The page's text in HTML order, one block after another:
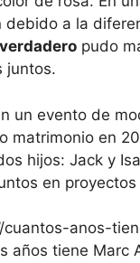
debido a la
pudo
juntos.
un evento de
matrimonio en
hijos: Jack y
en proyectos
cuantos-anos-
años tiene